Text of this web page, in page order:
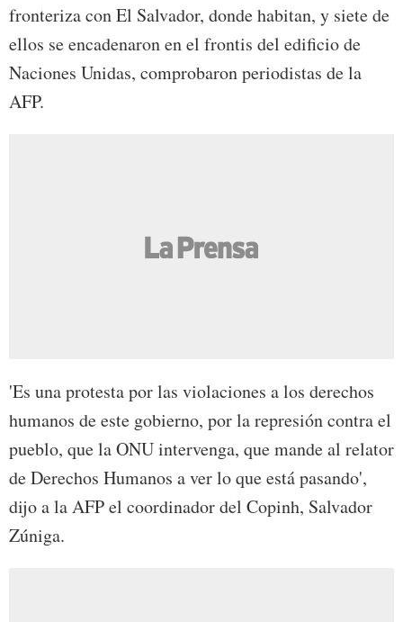
fronteriza con El Salvador, donde habitan, y siete de
ellos se encadenaron en el frontis del edificio de
Naciones Unidas, comprobaron periodistas de la
AFP.
'Es una protesta por las violaciones a los derechos
humanos de este gobierno, por la represión contra el
pueblo, que la ONU intervenga, que mande al relator
de Derechos Humanos a ver lo que está pasando',
dijo a la AFP el coordinador del Copinh, Salvador
Zúniga.